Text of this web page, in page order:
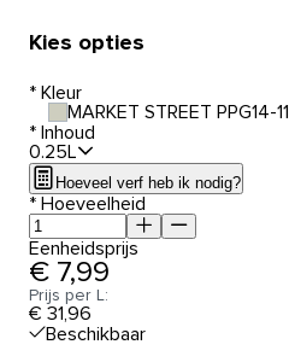
Kies opties
* Kleur
MARKET STREET PPG14-11
* Inhoud
0.25L
Hoeveel verf heb ik nodig?
* Hoeveelheid
Eenheidsprijs
€ 7,99
Prijs per L:
€ 31,96
Beschikbaar